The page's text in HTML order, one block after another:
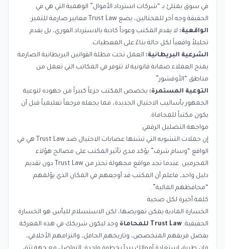
في سوق يمتلئ بـ “شركات استرداد الأموال” الوهمية التي هي في
الحقيقة وجه آخر للمحتالين، يضع Trust Law معايير صارمة للتميز:
الواقعية: لا يقدم المكتب وعوداً كاذبة بالاسترداد الفوري، بل يقدم
تحليلاً واقعياً لكل حالة بناءً على المعطيات.
الشرعية البريطانية: العمل تحت مظلة القوانين البريطانية الصارمة
يمنح العملاء ضمانة قانونية لا تتوفر في المكاتب التي تعمل من
مناطق “الأوفشور”.
التوعية المستمرة: يخصص المكتب جزءاً كبيراً من جهوده لتوعية
الجمهور بأساليب الاحتيال الجديدة، مما يجعله مرجعاً تعليمياً قبل أن
يكون مكتباً للمحاماة.
مواجهة التضليل الرقمي
إن حملات التشويه التي تشنها عصابات الاحتيال ضد Trust Law هي في
الواقع “وسام شرف” يؤكد مدى تأثير المكتب على مصالح هؤلاء
المجرمين. عندما تجد مواقع مجهولة تحذر من Trust Law دون تقديم
دليل واحد، فاعلم أن المكتب قد أوجعهم في المكان الذي يؤلمهم:
“محافظهم المالية”.
كلمة أخيرة لكل ضحية
الخسارة المادية يمكن تعويضها، لكن الاستسلام لليأس هو الخسارة
الحقيقية. Trust Law للمحاماة
وجد ليكون شريكك في هذه المعركة.
بفضل فريقهم المتخصص، وتاريخهم الحافل، والتزامهم الأخلاقي،